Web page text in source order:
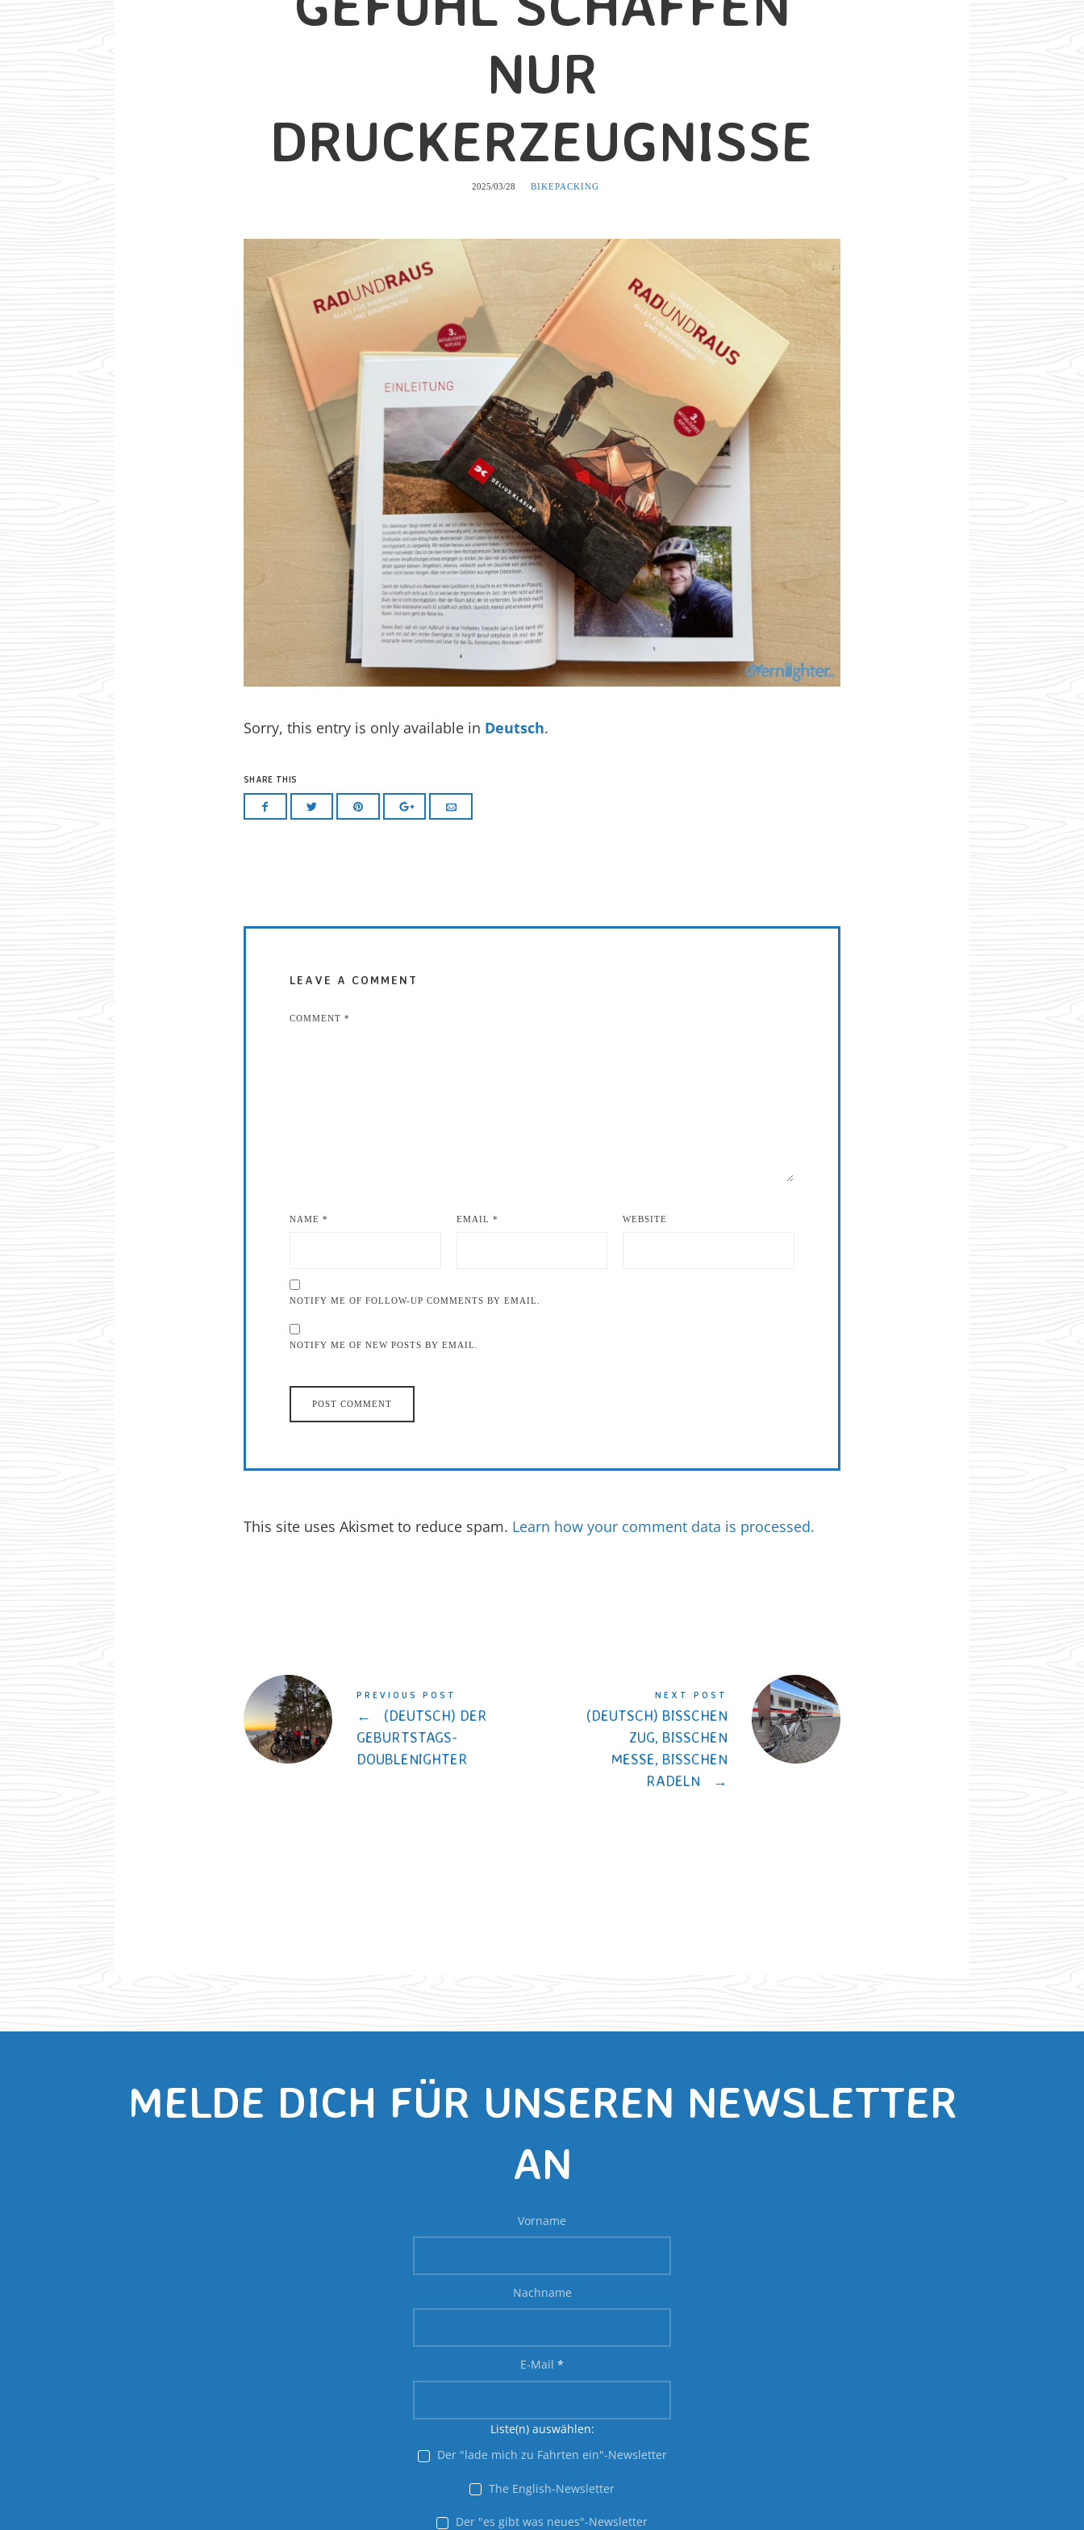
NUR
DRUCKERZEUGNISSE
2025/03/28 BIKEPACKING
Sorry, this entry is only available in Deutsch.
SHARE THIS
LEAVE A COMMENT
COMMENT *
NAME * EMAIL * WEBSITE
NOTIFY ME OF FOLLOW-UP COMMENTS BY EMAIL.
NOTIFY ME OF NEW POSTS BY EMAIL.
This site uses Akismet to reduce spam. Learn how your comment data is processed.
PREVIOUS POST
←
(DEUTSCH) DER
GEBURTSTAGS-
DOUBLENIGHTER
NEXT POST
(DEUTSCH) BISSCHEN
ZUG, BISSCHEN
MESSE, BISSCHEN
RADELN
→
MELDE DICH FÜR UNSEREN NEWSLETTER
AN
Vorname
Nachname
E-Mail *
Liste(n) auswählen:
Der "lade mich zu Fahrten ein"-Newsletter
The English-Newsletter
Der "es gibt was neues"-Newsletter